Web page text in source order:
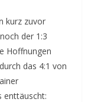
kurz zuvor
der 1:3
Hoffnungen
das 4:1 von
enttäuscht: